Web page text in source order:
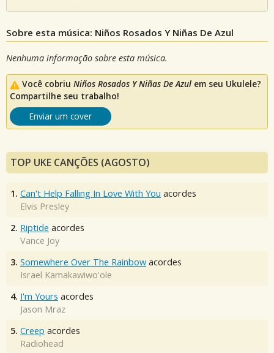
Sobre esta música: Niños Rosados Y Niñas De Azul
Nenhuma informação sobre esta música.
Você cobriu Niños Rosados Y Niñas De Azul em seu Ukulele?
Compartilhe seu trabalho!
Enviar um cover
TOP UKE CANÇÕES (AGOSTO)
1. Can't Help Falling In Love With You acordes
Elvis Presley
2. Riptide acordes
Vance Joy
3. Somewhere Over The Rainbow acordes
Israel Kamakawiwo'ole
4. I'm Yours acordes
Jason Mraz
5. Creep acordes
Radiohead